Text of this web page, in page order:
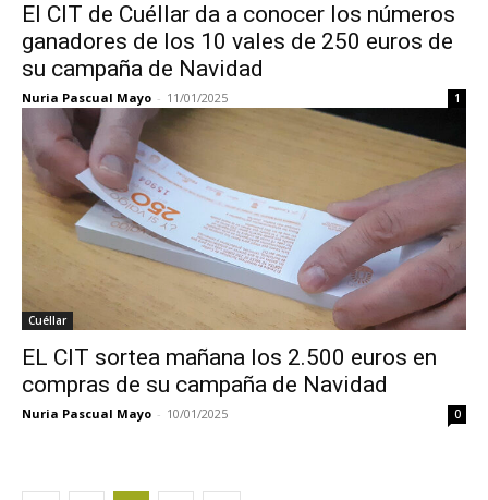
El CIT de Cuéllar da a conocer los números
ganadores de los 10 vales de 250 euros de
su campaña de Navidad
Nuria Pascual Mayo - 11/01/2025 1
Cuéllar
EL CIT sortea mañana los 2.500 euros en
compras de su campaña de Navidad
Nuria Pascual Mayo - 10/01/2025 0